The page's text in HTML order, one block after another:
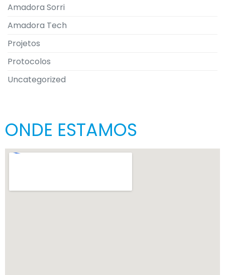
Amadora Sorri
Amadora Tech
Projetos
Protocolos
Uncategorized
ONDE ESTAMOS